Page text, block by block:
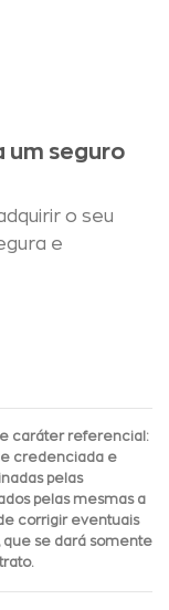
um seguro
o seu
e
caráter referencial:
credenciada e
pelas
pelas mesmas a
corrigir eventuais
que se dará somente